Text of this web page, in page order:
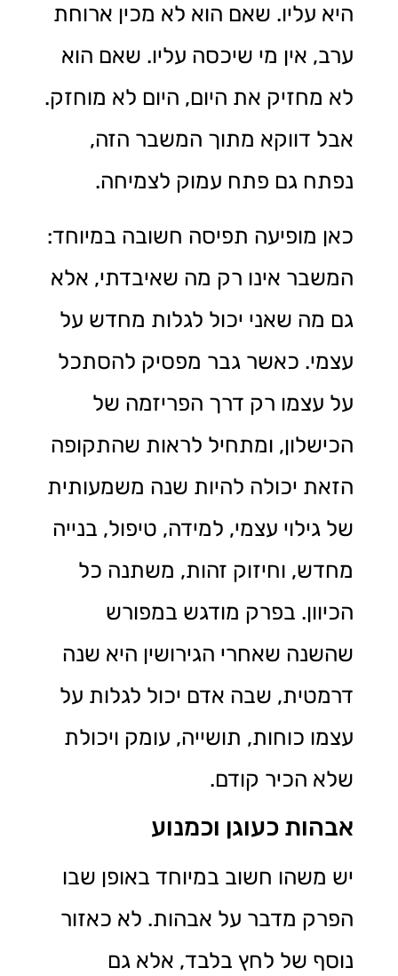
היא עליו. שאם הוא לא מכין ארוחת
ערב, אין מי שיכסה עליו. שאם הוא
לא מחזיק את היום, היום לא מוחזק.
אבל דווקא מתוך המשבר הזה,
נפתח גם פתח עמוק לצמיחה.
כאן מופיעה תפיסה חשובה במיוחד:
המשבר אינו רק מה שאיבדתי, אלא
גם מה שאני יכול לגלות מחדש על
עצמי. כאשר גבר מפסיק להסתכל
על עצמו רק דרך הפריזמה של
הכישלון, ומתחיל לראות שהתקופה
הזאת יכולה להיות שנה משמעותית
של גילוי עצמי, למידה, טיפול, בנייה
מחדש, וחיזוק זהות, משתנה כל
הכיוון. בפרק מודגש במפורש
שהשנה שאחרי הגירושין היא שנה
דרמטית, שבה אדם יכול לגלות על
עצמו כוחות, תושייה, עומק ויכולת
שלא הכיר קודם.
אבהות כעוגן וכמנוע
יש משהו חשוב במיוחד באופן שבו
הפרק מדבר על אבהות. לא כאזור
נוסף של לחץ בלבד, אלא גם